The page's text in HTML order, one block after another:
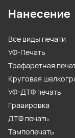
Нанесение
Все виды печати
УФ-Печать
Трафаретная
Круговая
УФ-ДТФ печать
Гравировка
ДТФ печать
Тампопечать